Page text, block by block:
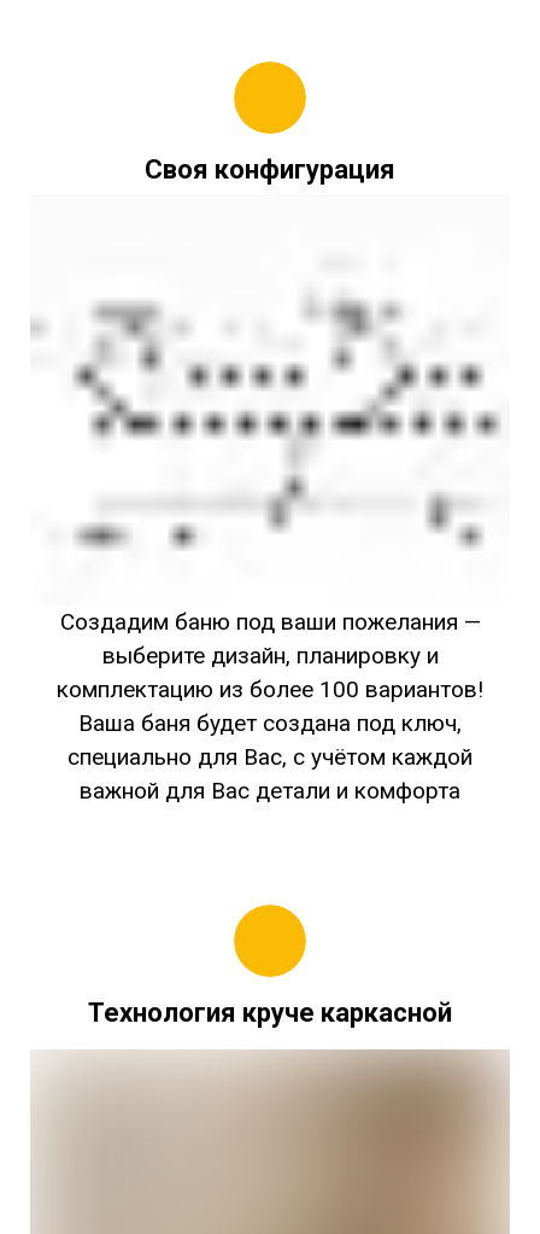
Своя конфигурация
Создадим баню под ваши пожелания —
выберите дизайн, планировку и
комплектацию из более 100 вариантов!
Ваша баня будет создана под ключ,
специально для Вас, с учётом каждой
важной для Вас детали и комфорта
Технология круче каркасной